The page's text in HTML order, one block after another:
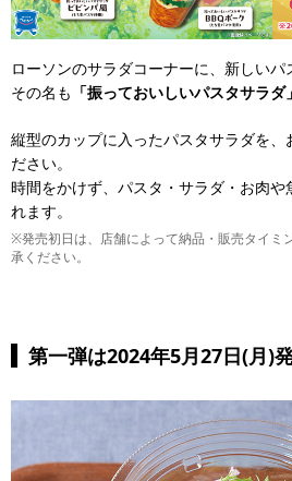
ローソンのサラダコーナーに、新しいパ
その名も 「振っておいしいパスタサラダ」
縦型のカップに入ったパスタサラダを、
ださい。
時間をかけず、パスタ・サラダ・お肉や
れます。
※発売初日は、店舗によって納品・販売タイミ
承ください。
第一弾は2024年5月27日(月)